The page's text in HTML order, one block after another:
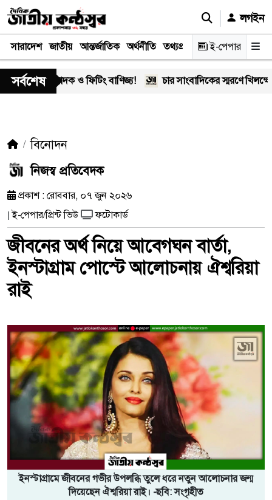
লগইন
সারাদেশ জাতীয় আন্তর্জাতিক অর্থনীতি তথ্যপ্রযুক্তি স্বাস্থ্য আইন-
ই-পেপার
সর্বশেষ
এর মাদক ও ফিটিং বাণিজ্য! চার সাংবাদিকের স্মরণে খিলক্ষেত
বিনোদন
নিজস্ব প্রতিবেদক
প্রকাশ : রোববার, ০৭ জুন ২০২৬
| ই-পেপার/প্রিন্ট ভিউ ফটোকার্ড
জীবনের অর্থ নিয়ে আবেগঘন বার্তা,
ইনস্টাগ্রাম পোস্টে আলোচনায় ঐশ্বরিয়া
রাই
ইনস্টাগ্রামে জীবনের গভীর উপলব্ধি তুলে ধরে নতুন আলোচনার জন্ম
দিয়েছেন ঐশ্বরিয়া রাই। -ছবি: সংগৃহীত